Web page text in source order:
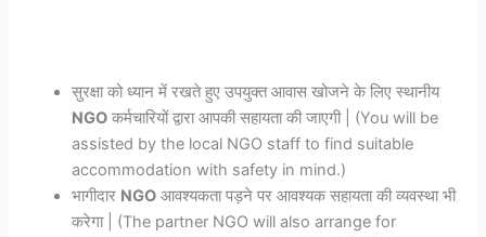
सुरक्षा को ध्यान में रखते हुए उपयुक्त आवास खोजने के लिए स्थानीय
NGO कर्मचारियों द्वारा आपकी सहायता की जाएगी | (You will be
assisted by the local NGO staff to find suitable
accommodation with safety in mind.)
भागीदार NGO आवश्यकता पड़ने पर आवश्यक सहायता की व्यवस्था भी
करेगा | (The partner NGO will also arrange for